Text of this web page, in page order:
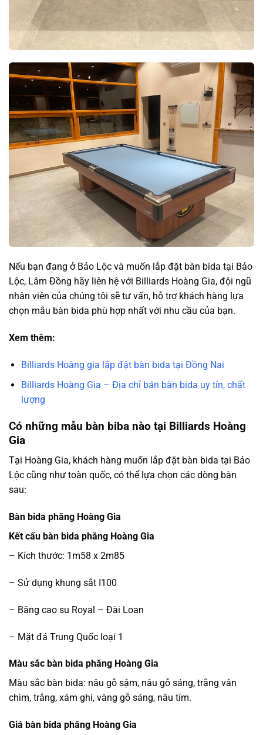
Nếu bạn đang ở Bảo Lộc và muốn lắp đặt bàn bida tại Bảo
Lộc, Lâm Đồng hãy liên hệ với Billiards Hoàng Gia, đội ngũ
nhân viên của chúng tôi sẽ tư vấn, hỗ trợ khách hàng lựa
chọn mẫu bàn bida phù hợp nhất với nhu cầu của bạn.
Xem thêm:
Billiards Hoàng gia lắp đặt bàn bida tại Đồng Nai
Billiards Hoàng Gia – Địa chỉ bán bàn bida uy tín, chất
lượng
Có những mẫu bàn biba nào tại Billiards Hoàng
Gia
Tại Hoàng Gia, khách hàng muốn lắp đặt bàn bida tại Bảo
Lộc cũng như toàn quốc, có thể lựa chọn các dòng bàn
sau:
Bàn bida phăng Hoàng Gia
Kết cấu bàn bida phăng Hoàng Gia
– Kích thước: 1m58 x 2m85
– Sử dụng khung sắt I100
– Băng cao su Royal – Đài Loan
– Mặt đá Trung Quốc loại 1
Màu sắc bàn bida phăng Hoàng Gia
Màu sắc bàn bida: nâu gỗ sậm, nâu gỗ sáng, trắng vân
chìm, trắng, xám ghi, vàng gỗ sáng, nâu tím.
Giá bàn bida phăng Hoàng Gia